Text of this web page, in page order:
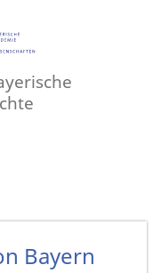
Bayern